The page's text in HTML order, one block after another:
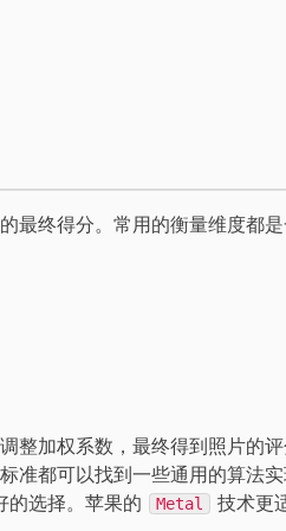
最终得分。常用的衡量维度都
整加权系数，最终得到照片的
准都可以找到一些通用的算法
的选择。苹果的
Metal
技术更